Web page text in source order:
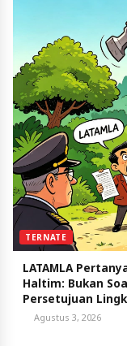
TERNATE
LATAMLA
Haltim: Bukan
Persetujuan
Agustus 3, 2026